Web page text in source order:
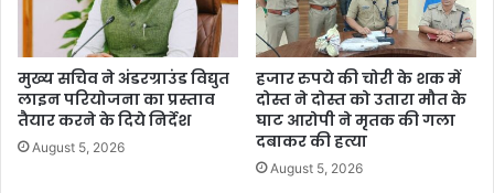
मुख्य सचिव ने अंडरग्राउंड विद्युत
लाइन परियोजना का प्रस्ताव
तैयार करने के दिये निर्देश
August 5, 2026
हजार रुपये की चोरी के शक में
दोस्त ने दोस्त को उतारा मौत के
घाट आरोपी ने मृतक की गला
दबाकर की हत्या
August 5, 2026